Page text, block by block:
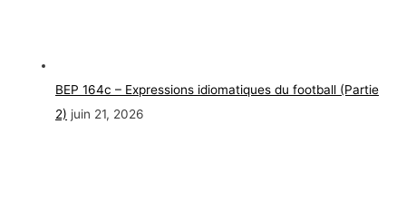
BEP 164c – Expressions idiomatiques du football (Partie
2) juin 21, 2026